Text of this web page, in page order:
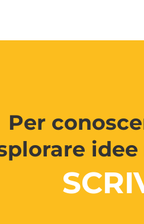
Per